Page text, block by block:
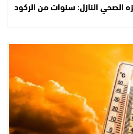
الصحي النازل: سنوات من الركود